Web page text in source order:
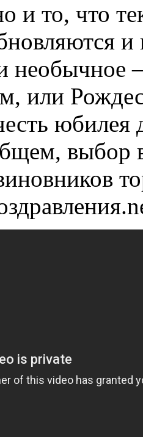
и то, что
необычное
или
юбилея
выбор